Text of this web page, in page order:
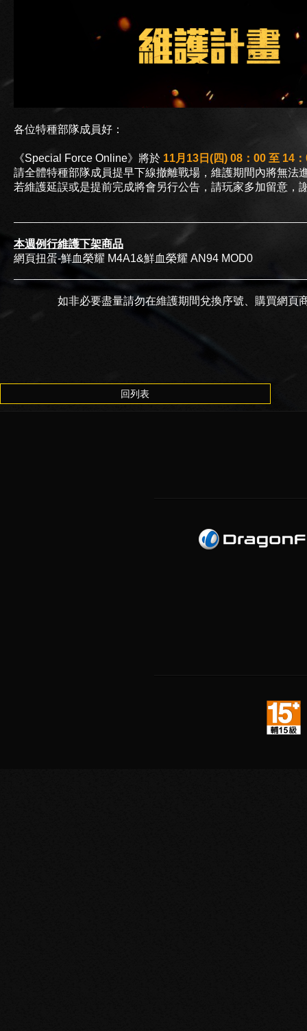
各位特種部隊成員好：
《Special Force Online》將於 11月13日(四) 08：00 至 14
請全體特種部隊成員提早下線撤離戰場，維護期間內將無法
若維護延誤或是提前完成將會另行公告，請玩家多加留意，
本週例行維護下架商品
網頁扭蛋-鮮血榮耀 M4A1&鮮血榮耀 AN94 MOD0
如非必要盡量請勿在維護期間兌換序號、購買網頁
回列表